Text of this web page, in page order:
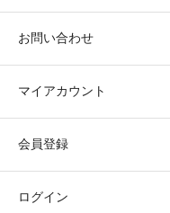
お問い合わせ
マイアカウント
会員登録
ログイン